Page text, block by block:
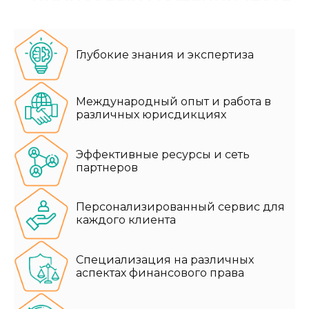
Глубокие знания и экспертиза
Международный опыт и работа в
различных юрисдикциях
Эффективные ресурсы и сеть
партнеров
Персонализированный сервис для
каждого клиента
Специализация на различных
аспектах финансового права